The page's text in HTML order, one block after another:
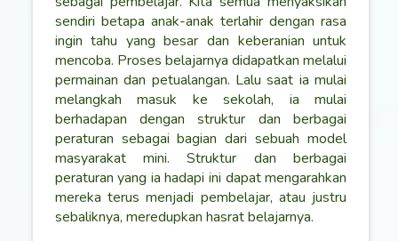
sendiri betapa anak-anak terlahir dengan rasa
ingin tahu yang besar dan keberanian untuk
mencoba. Proses belajarnya didapatkan melalui
permainan dan petualangan. Lalu saat ia mulai
melangkah masuk ke sekolah, ia mulai
berhadapan dengan struktur dan berbagai
peraturan sebagai bagian dari sebuah model
masyarakat mini. Struktur dan berbagai
peraturan yang ia hadapi ini dapat mengarahkan
mereka terus menjadi pembelajar, atau justru
sebaliknya, meredupkan hasrat belajarnya.